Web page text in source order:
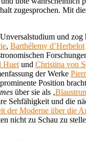
zugesprochen. Mit
und zog
, Barthélemy d’Herbelot
Huet und Christina von
der Werke
Position
über sie als ‚
Sehfähigkeit und die
der Moderne über die
nicht zu Schau zu